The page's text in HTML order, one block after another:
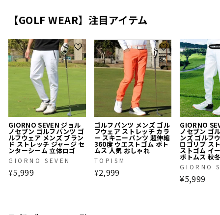
【GOLF WEAR】注目アイテム
GIORNO SEVEN ジョル
ノセブン ゴルフパンツ ゴ
ルフウェア メンズ ブラン
ド ストレッチ ジャージ セ
ンターシーム 立体ロゴ
GIORNO SEVEN
¥5,999
ゴルフパンツ メンズ ゴル
フウェア ストレッチ カラ
ー スキニーパンツ 超伸縮
360度 ウエストゴム ボト
ムス 人気 おしゃれ
TOPISM
¥2,999
GIORNO
ノセブン ゴ
ンズ ゴルフ
ロゴリブ ス
ストゴム イ
ボトムス 秋
GIORNO
¥5,999